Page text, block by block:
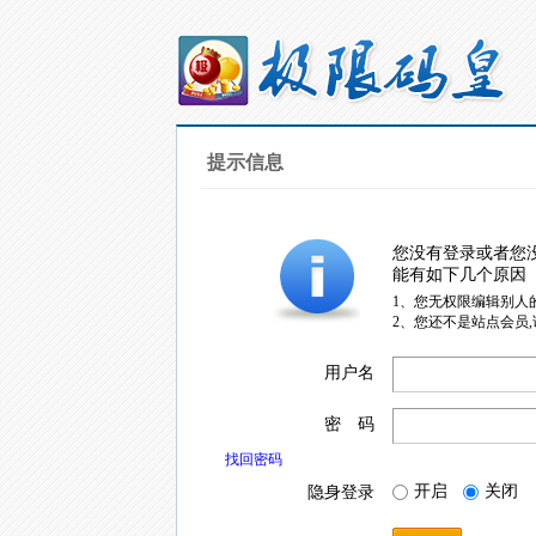
提示信息
您没有登录或者您
能有如下几个原因
1、您无权限编辑别人
2、您还不是站点会员
用户名
密 码
找回密码
隐身登录 开启 关闭